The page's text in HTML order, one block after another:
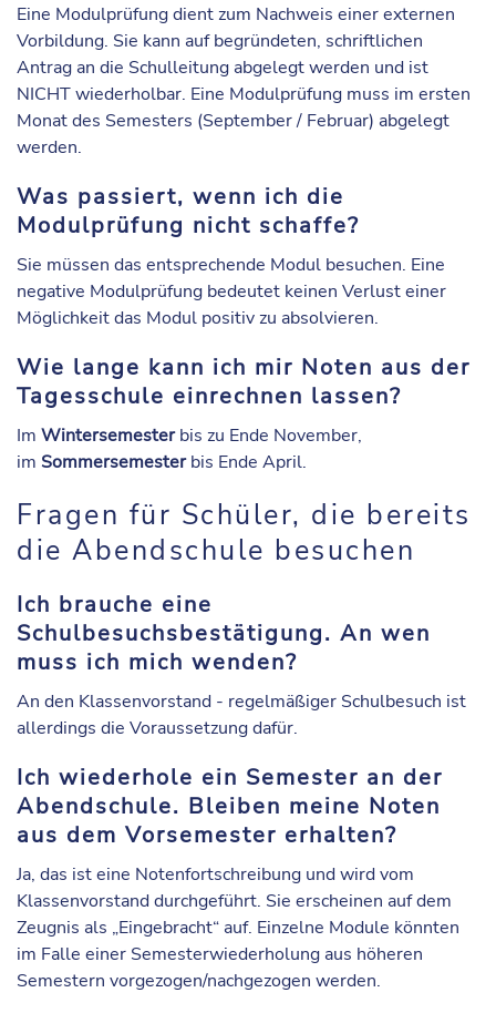
Eine Modulprüfung dient zum Nachweis einer externen
Vorbildung. Sie kann auf begründeten, schriftlichen
Antrag an die Schulleitung abgelegt werden und ist
NICHT wiederholbar. Eine Modulprüfung muss im ersten
Monat des Semesters (September / Februar) abgelegt
werden.
Was passiert, wenn ich die
Modulprüfung nicht schaffe?
Sie müssen das entsprechende Modul besuchen. Eine
negative Modulprüfung bedeutet keinen Verlust einer
Möglichkeit das Modul positiv zu absolvieren.
Wie lange kann ich mir Noten aus der
Tagesschule einrechnen lassen?
Im Wintersemesterbis zu Ende November,
im Sommersemesterbis Ende April.
Fragen für Schüler, die bereits
die Abendschule besuchen
Ich brauche eine
Schulbesuchsbestätigung. An wen
muss ich mich wenden?
An den Klassenvorstand - regelmäßiger Schulbesuch ist
allerdings die Voraussetzung dafür.
Ich wiederhole ein Semester an der
Abendschule. Bleiben meine Noten
aus dem Vorsemester erhalten?
Ja, das ist eine Notenfortschreibung und wird vom
Klassenvorstand durchgeführt. Sie erscheinen auf dem
Zeugnis als „Eingebracht“ auf. Einzelne Module könnten
im Falle einer Semesterwiederholung aus höheren
Semestern vorgezogen/nachgezogen werden.